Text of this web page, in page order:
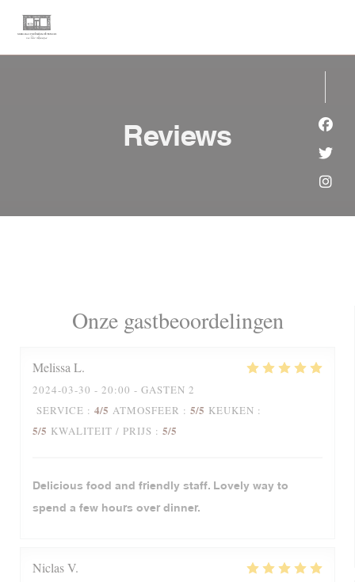
Reviews
Onze gastbeoordelingen
MelissaL
2024-03-30 - 20:00 - GASTEN 2
SERVICE : 4/5 ATMOSFEER : 5/5 KEUKEN :
5/5 KWALITEIT / PRIJS : 5/5
Delicious food and friendly staff. Lovely way to
spend a few hours over dinner.
NiclasV